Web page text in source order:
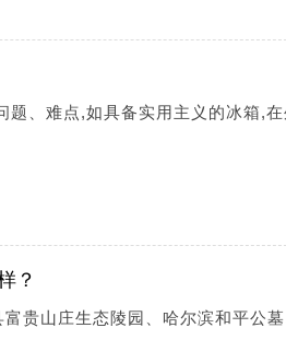
题、难点,如具备实用主义的冰箱,
？
贵山庄生态陵园、哈尔滨和平公墓